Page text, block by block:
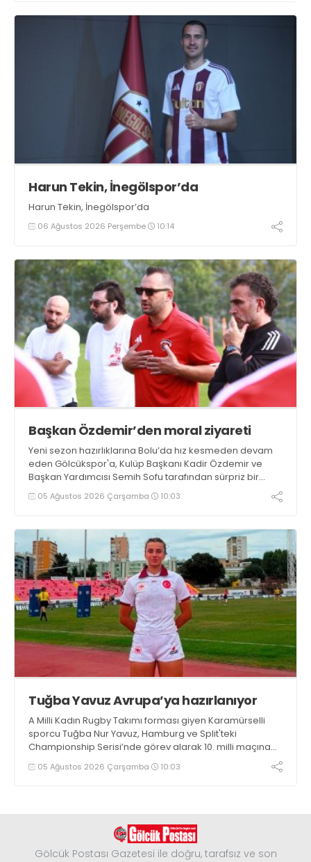
Harun Tekin, İnegölspor’da
Harun Tekin, İnegölspor’da
06 Ağustos 2026 Perşembe 10:14
Başkan Özdemir’den moral ziyareti
Yeni sezon hazırlıklarına Bolu’da hız kesmeden devam
eden Gölcükspor'a, Kulüp Başkanı Kadir Özdemir ve
Başkan Yardımcısı Semih Sofu tarafından sürpriz bir
moral ziyareti gerçekleştirildi
05 Ağustos 2026 Çarşamba 10:03
Tuğba Yavuz Avrupa’ya hazırlanıyor
A Milli Kadın Rugby Takımı forması giyen Karamürselli
sporcu Tuğba Nur Yavuz, Hamburg ve Split'teki
Championship Serisi’nde görev alarak 10. milli maçına
çıkma eşiğini geride bıraktı
05 Ağustos 2026 Çarşamba 10:03
Gölcük Postası Gazetesi ile doğru, tarafsız ve son